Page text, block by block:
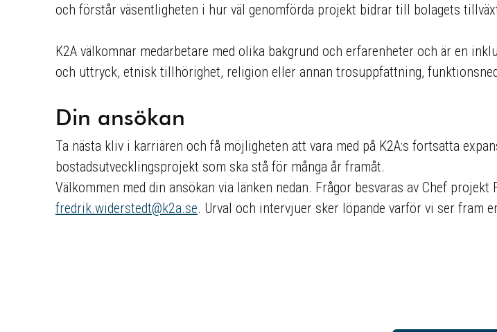
och förstår väsentligheten i hur väl genomförda projekt bidrar till bolagets
K2A välkomnar medarbetare med olika bakgrund och erfarenheter och är en
och uttryck, etnisk tillhörighet, religion eller annan trosuppfattning,
Din ansökan
Ta nästa kliv i karriären och få möjligheten att vara med på K2A:s fortsatta
bostadsutvecklingsprojekt som ska stå för många år framåt.
Välkommen med din ansökan via länken nedan. Frågor besvaras av Chef projekt
fredrik.widerstedt@k2a.se. Urval och intervjuer sker löpande varför vi ser fram